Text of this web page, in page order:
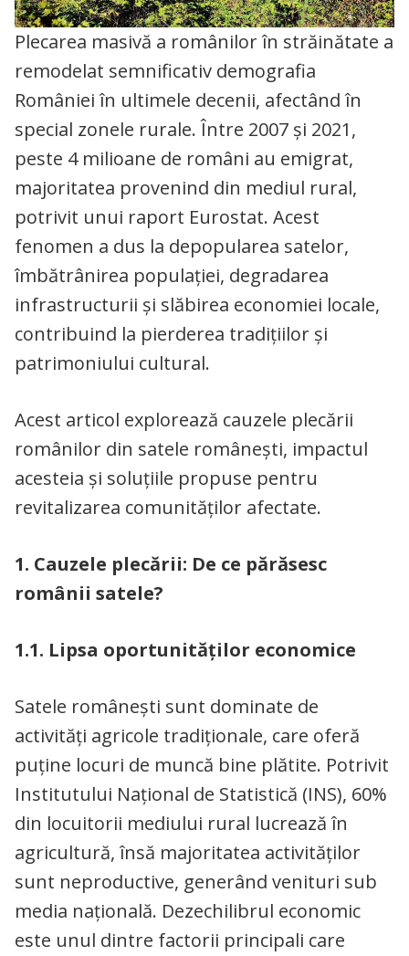
Plecarea masivă a românilor în străinătate a
remodelat semnificativ demografia
României în ultimele decenii, afectând în
special zonele rurale. Între 2007 și 2021,
peste 4 milioane de români au emigrat,
majoritatea provenind din mediul rural,
potrivit unui raport Eurostat. Acest
fenomen a dus la depopularea satelor,
îmbătrânirea populației, degradarea
infrastructurii și slăbirea economiei locale,
contribuind la pierderea tradițiilor și
patrimoniului cultural.
Acest articol explorează cauzele plecării
românilor din satele românești, impactul
acesteia și soluțiile propuse pentru
revitalizarea comunităților afectate.
1. Cauzele plecării: De ce părăsesc
românii satele?
1.1. Lipsa oportunităților economice
Satele românești sunt dominate de
activități agricole tradiționale, care oferă
puține locuri de muncă bine plătite. Potrivit
Institutului Național de Statistică (INS), 60%
din locuitorii mediului rural lucrează în
agricultură, însă majoritatea activităților
sunt neproductive, generând venituri sub
media națională. Dezechilibrul economic
este unul dintre factorii principali care